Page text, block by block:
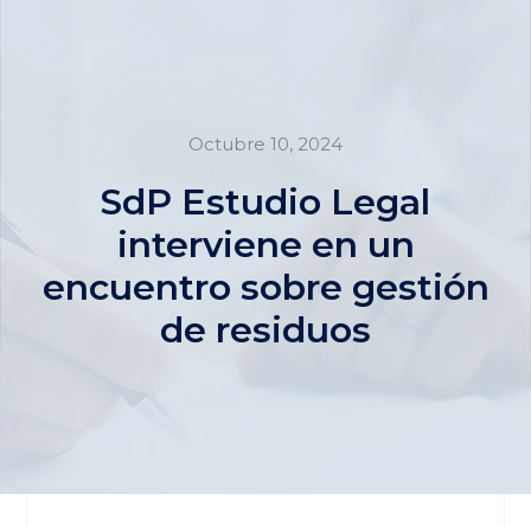
Octubre 10, 2024
SdP Estudio Legal
interviene en un
encuentro sobre gestión
de residuos